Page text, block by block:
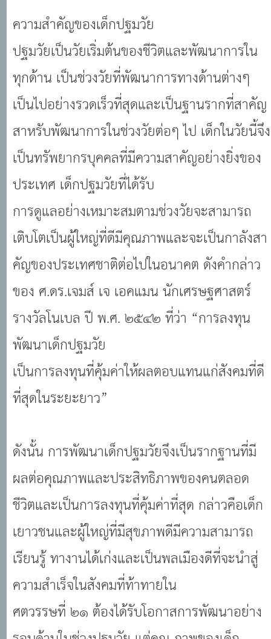
ความสำคัญของเด็กปฐมวัย
ปฐมวัยเป็นวัยเริ่มต้นของชีวิตและพัฒนาการใน
ทุกด้าน เป็นช่วงวัยที่พัฒนาการทางด้านต่างๆ
เป็นไปอย่างรวดเร็วที่สุดและเป็นฐานรากที่สาคัญ
สาหรับพัฒนาการในช่วงวัยต่อๆ ไป เด็กในวัยนี้จึง
เป็นทรัพยากรบุคคลที่มีความสาคัญอย่างยิ่งของ
ประเทศ เด็กปฐมวัยที่ได้รับ
การดูแลอย่างเหมาะสมตามช่วงวัยจะสามารถ
เติบโตเป็นผู้ใหญ่ที่ดีมีคุณภาพและจะเป็นกาลังสา
คัญของประเทศชาติต่อไปในอนาคต ดังคำกล่าว
ของ ศ.ดร.เจมส์ เจ เอคแมน นักเศรษฐศาสตร์
รางวัลโนเบล ปี พ.ศ. ๒๕๔๒ ที่ว่า “การลงทุน
พัฒนาเด็กปฐมวัย
เป็นการลงทุนที่คุ้มค่าให้ผลตอบแทนแก่สังคมที่ดี
ที่สุดในระยะยาว”
ดังนั้น การพัฒนาเด็กปฐมวัยจึงเป็นรากฐานที่มี
ผลต่อคุณภาพและประสิทธิภาพของคนตลอด
ชีวิตและเป็นการลงทุนที่คุ้มค่าที่สุด กล่าวคือเด็ก
เยาวชนและผู้ใหญ่ที่มีสุขภาพดีมีความสามารถ
เรียนรู้ ทางานได้เก่งและเป็นพลเมืองดีที่จะนำสู่
ความสำเร็จในสังคมที่ท้าทายใน
ศตวรรษที่ ๒๑ ต้องได้รับโอกาสการพัฒนาอย่าง